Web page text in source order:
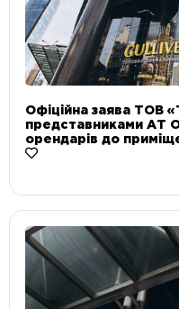
Офіційна заява ТОВ
представниками АТ
орендарів до